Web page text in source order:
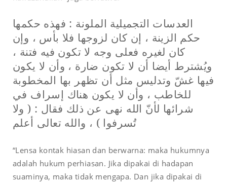
العدسات التجميلية الملونة : فهذه حكمها
حكم الزينة ، إن كان لزوجها فلا بأس ، وإن
كان لغيره فعلى وجه لا تكون فيه فتنة ،
ويُشترط أيضا أن لا تكون ضارة ، وأن لا يكون
فيها غشّ وتدليس مثل أن تظهر بها المخطوبة
للخاطب ، وأن لا يكون هناك إسراف في
شرائها لأنّ الله نهى عن ذلك فقال : ( ولا
تُسرفوا ) ، والله تعالى أعلم
“Lensa kontak hiasan dan berwarna: maka hukumnya
adalah hukum perhiasan. Jika dipakai di hadapan
suaminya, maka tidak mengapa. Dan jika dipakai di